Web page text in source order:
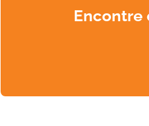
Encontre